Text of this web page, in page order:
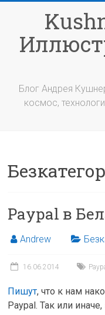
содержимому
Блог Андрея
космос,
Paypal в
Andrew
16.06.2014
Пишут, что к нам
Paypal. Так или